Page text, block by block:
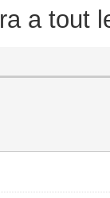
a tout